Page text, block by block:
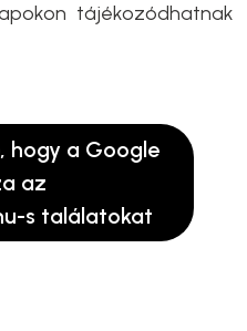
tájékozódhatnak
hogy a Google
az
s találatokat